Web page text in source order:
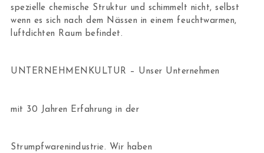
spezielle chemische Struktur und schimmelt nicht, selbst
wenn es sich nach dem Nässen in einem feuchtwarmen,
luftdichten Raum befindet.
UNTERNEHMENKULTUR – Unser Unternehmen
mit 30 Jahren Erfahrung in der
Strumpfwarenindustrie. Wir haben